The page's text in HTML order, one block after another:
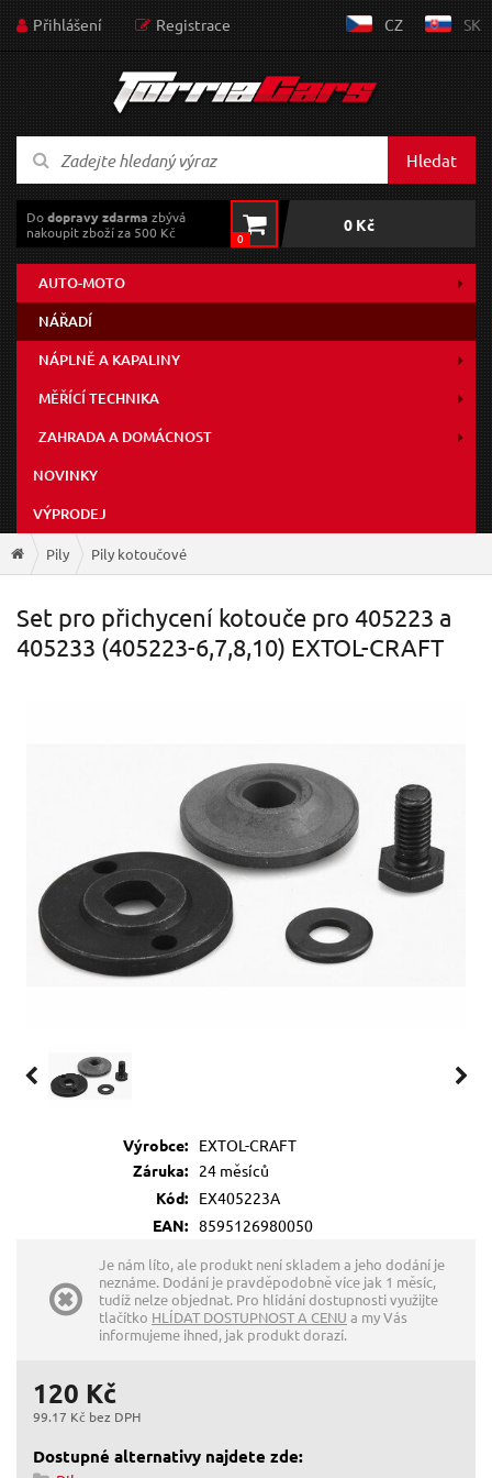
Přihlášení Registrace CZ SK
Hledat
Dodopravy zdarma zbývá
nakoupit zboží za 500 Kč
0
0 Kč
AUTO-MOTO
NÁŘADÍ
NÁPLNĚ A KAPALINY
MĚŘÍCÍ TECHNIKA
ZAHRADA A DOMÁCNOST
NOVINKY
VÝPRODEJ
Pily Pily kotoučové
Set pro přichycení kotouče pro 405223 a
405233 (405223-6,7,8,10) EXTOL-CRAFT
Výrobce:
EXTOL-CRAFT
Záruka:
24 měsíců
Kód:
EX405223A
EAN: 8595126980050
Je nám líto, ale produkt není skladem a jeho dodání je
neznáme. Dodání je pravděpodobně více jak 1 měsíc,
tudíž nelze objednat. Pro hlídání dostupnosti využijte
tlačítko HLÍDAT DOSTUPNOST A CENU a my Vás
informujeme ihned, jak produkt dorazí.
120 Kč
99.17 Kč bez DPH
Dostupné alternativy najdete zde: